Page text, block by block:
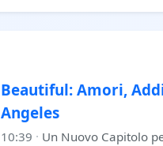
Beautiful: Amori,
Angeles
10:39 · Un Nuovo Capitolo